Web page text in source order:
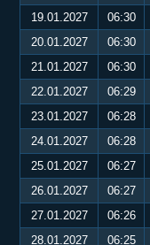
19.01.2027
06:30
20.01.2027
06:30
21.01.2027
06:30
22.01.2027
06:29
23.01.2027
06:28
24.01.2027
06:28
25.01.2027
06:27
26.01.2027
06:27
27.01.2027
06:26
28.01.2027
06:25